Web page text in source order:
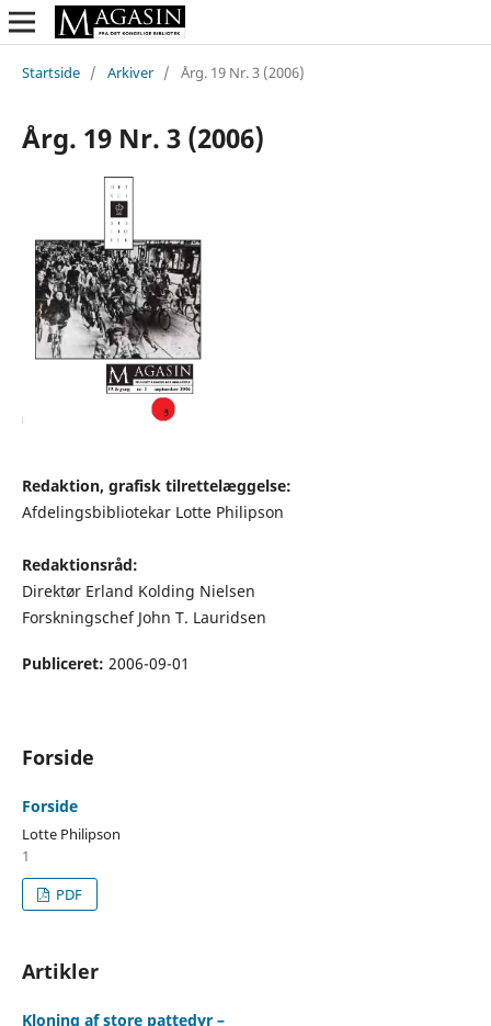
Startside / Arkiver / Årg. 19 Nr. 3 (2006)
Årg. 19 Nr. 3 (2006)
Redaktion, grafisk tilrettelæggelse:
Afdelingsbibliotekar Lotte Philipson
Redaktionsråd:
Direktør Erland Kolding Nielsen
Forskningschef John T. Lauridsen
Publiceret: 2006-09-01
Forside
Forside
Lotte Philipson
1
PDF
Artikler
Kloning af store pattedyr –